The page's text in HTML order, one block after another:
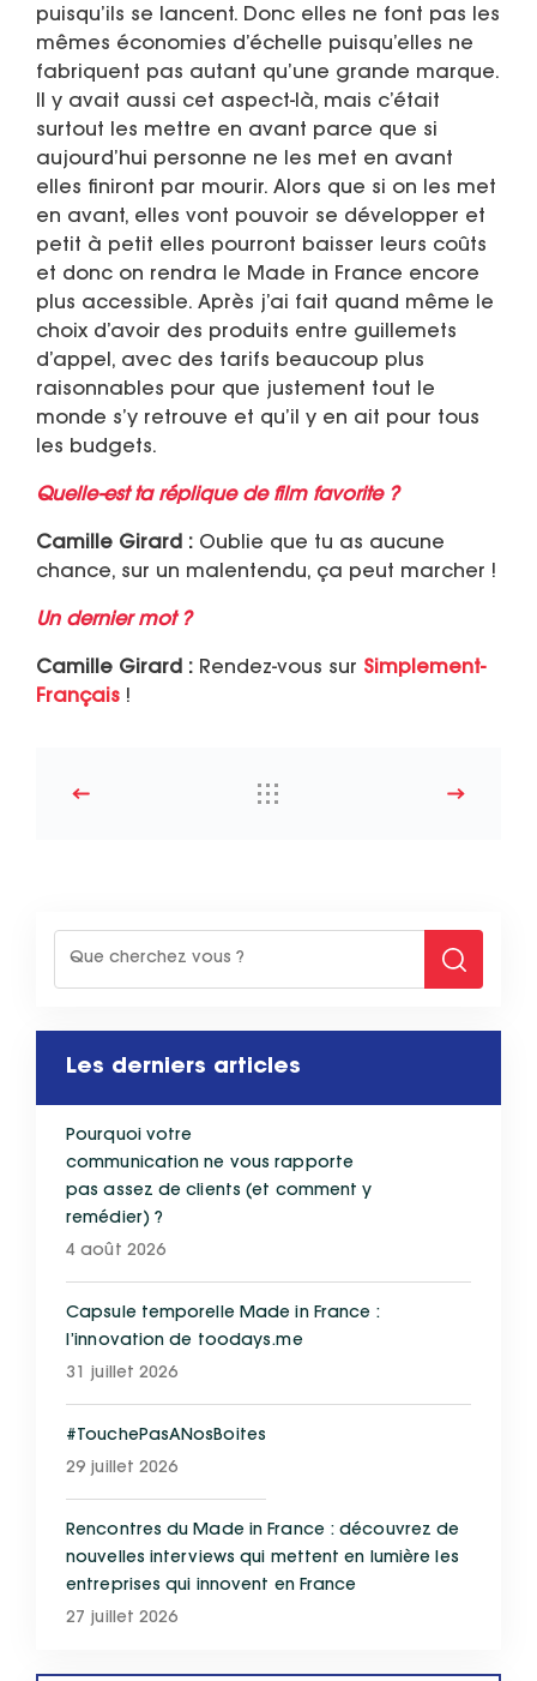
puisqu’ils se lancent. Donc elles ne font pas les
mêmes économies d’échelle puisqu’elles ne
fabriquent pas autant qu’une grande marque.
Il y avait aussi cet aspect-là, mais c’était
surtout les mettre en avant parce que si
aujourd’hui personne ne les met en avant
elles finiront par mourir. Alors que si on les met
en avant, elles vont pouvoir se développer et
petit à petit elles pourront baisser leurs coûts
et donc on rendra le Made in France encore
plus accessible. Après j’ai fait quand même le
choix d’avoir des produits entre guillemets
d’appel, avec des tarifs beaucoup plus
raisonnables pour que justement tout le
monde s’y retrouve et qu’il y en ait pour tous
les budgets.
Quelle-est ta réplique de film favorite ?
Camille Girard : Oublie que tu as aucune
chance, sur un malentendu, ça peut marcher !
Un dernier mot ?
Camille Girard : Rendez-vous sur Simplement-
Français !
Les derniers articles
Pourquoi votre
communication ne vous rapporte
pas assez de clients (et comment y
remédier) ?
4 août 2026
Capsule temporelle Made in France :
l’innovation de toodays.me
31 juillet 2026
#TouchePasANosBoites
29 juillet 2026
Rencontres du Made in France : découvrez de
nouvelles interviews qui mettent en lumière les
entreprises qui innovent en France
27 juillet 2026